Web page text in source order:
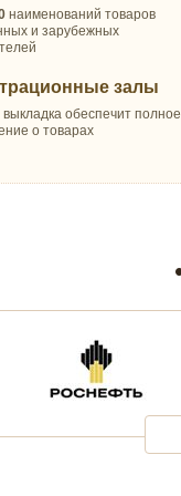
наименований товаров
и зарубежных
залы
обеспечит полное
о товарах